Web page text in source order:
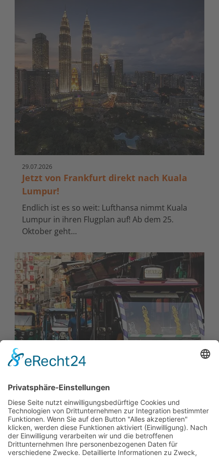
29.07.2026
Jetzt von Frankfurt direkt nach Kuala
Lumpur!
Endlich ist es so weit: Lufthansa nimmt Kuala
Lumpur in ihren Flugplan auf! Ab dem 25.
Oktober geht…
01.07.2026
Delhi fördert Elektromobilität mit
neuer Fahrzeugpolitik